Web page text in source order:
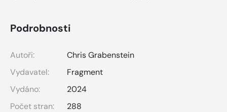
Podrobnosti
Autoři:
Chris Grabenstein
Vydavatel:
Fragment
Vydáno:
2024
Počet stran:
288